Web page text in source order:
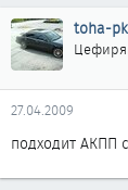
toha-
27.04.2009
подходит АКПП